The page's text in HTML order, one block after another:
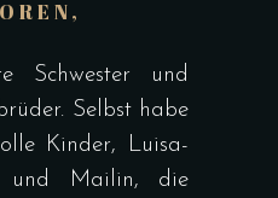
Schwester und
Selbst habe
Kinder, Luisa-
und Mailin, die